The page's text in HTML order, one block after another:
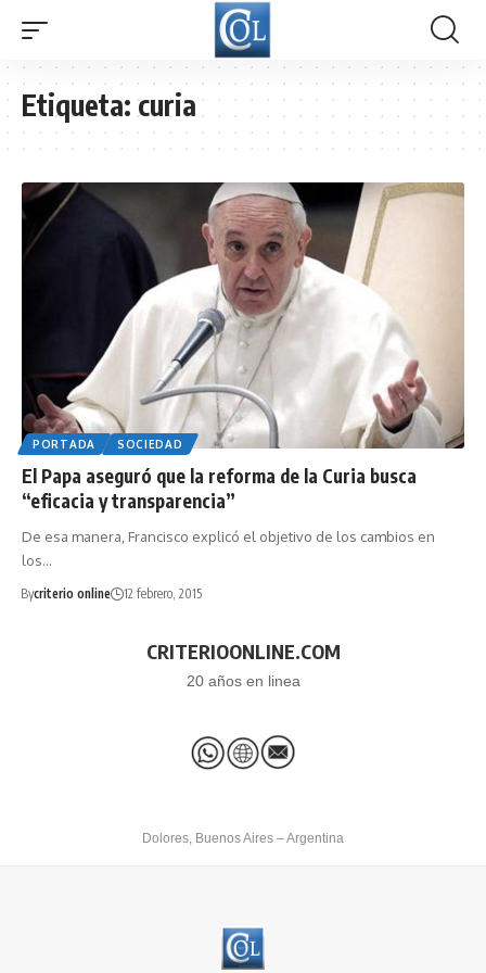
Etiqueta:curia
PORTADA SOCIEDAD
El Papa aseguró que la reforma de la Curia busca
“eficacia y transparencia”
De esa manera, Francisco explicó el objetivo de los cambios en
los…
Bycriterio online 12 febrero, 2015
CRITERIOONLINE.COM
20 años en linea
Dolores, Buenos Aires – Argentina